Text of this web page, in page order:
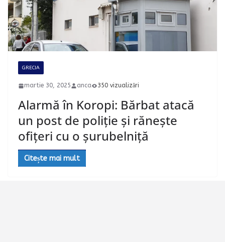
GRECIA
martie 30, 2025 anca 350 vizualizări
Alarmă în Koropi: Bărbat atacă
un post de poliție și rănește
ofițeri cu o șurubelniță
Citește mai mult